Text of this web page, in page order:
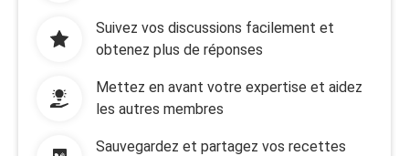
Suivez vos discussions facilement et
obtenez plus de réponses
Mettez en avant votre expertise et aidez
les autres membres
Sauvegardez et partagez vos recettes